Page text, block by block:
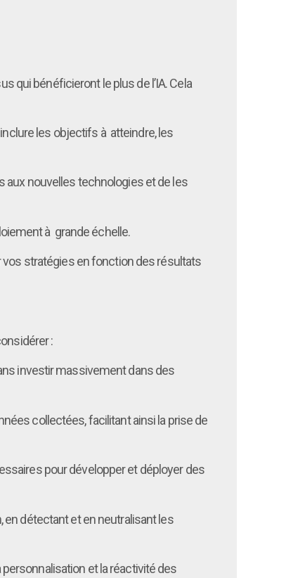
qui bénéficieront le plus de l’IA. Cela
les objectifs à atteindre, les
aux nouvelles technologies et de les
à grande échelle.
vos stratégies en fonction des résultats
:
investir massivement dans des
collectées, facilitant ainsi la prise de
pour développer et déployer des
en détectant et en neutralisant les
et la réactivité des